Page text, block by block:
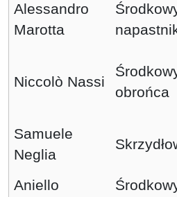
Alessandro
Marotta
Niccolò Nassi
obrońca
Samuele
Neglia
Aniello